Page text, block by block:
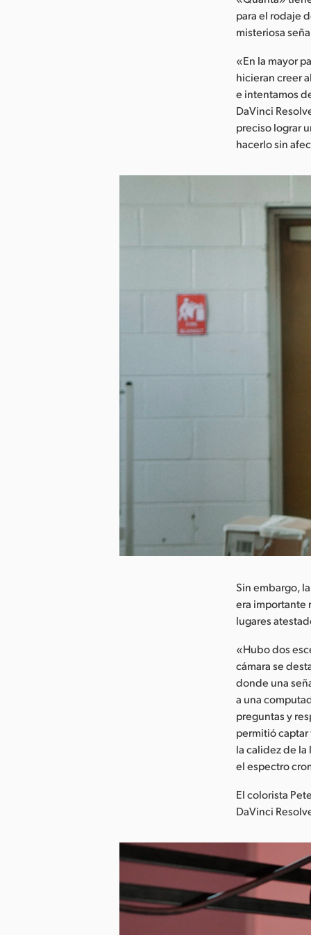
para el rodaje
misteriosa
«En la mayor
hicieran creer
e intentamos
DaVinci
preciso lograr
hacerlo sin
Sin embargo,
era importante
lugares
«Hubo dos
cámara se
donde una
a una
preguntas y
permitió captar
la calidez de la
el espectro
El colorista
DaVinci